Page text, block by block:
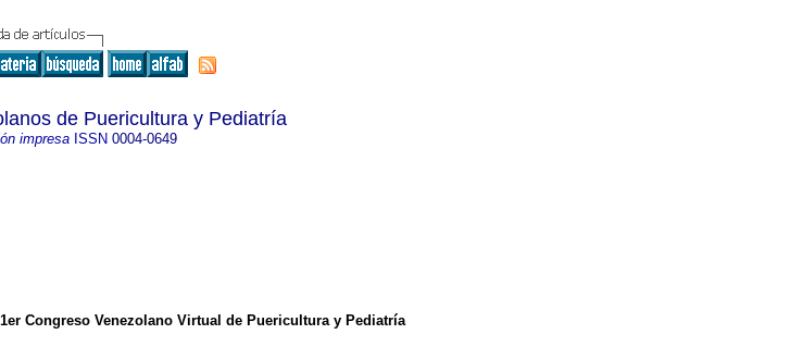
de Puericultura y Pediatría
impresaISSN 0004-0649
Congreso Venezolano Virtual de Puericultura y Pediatría